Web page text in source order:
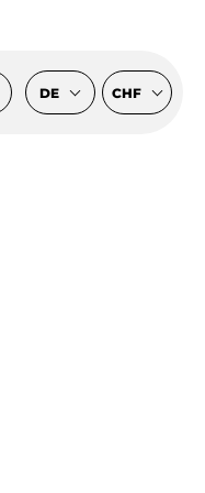
DE CHF